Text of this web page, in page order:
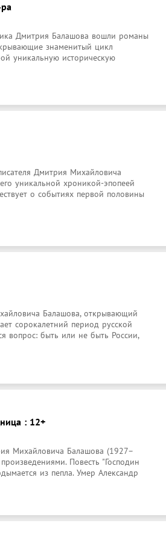
Дмитрия Балашова вошли романы
знаменитый цикл
уникальную историческую
Дмитрия Михайловича
уникальной хроникой-эпопеей
о событиях первой половины
Балашова, открывающий
сорокалетний период русской
вопрос: быть или не быть России,
: 12+
Михайловича Балашова (1927–
Повесть "Господин
из пепла. Умер Александр